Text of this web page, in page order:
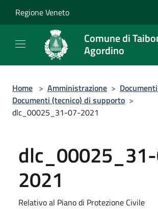
Regione Veneto
Comune di
Agordino
Home > Amministrazione >
Documenti (tecnico) di supporto >
dlc_00025_31-07-2021
2021
Relativo al Piano di Protezione Civile